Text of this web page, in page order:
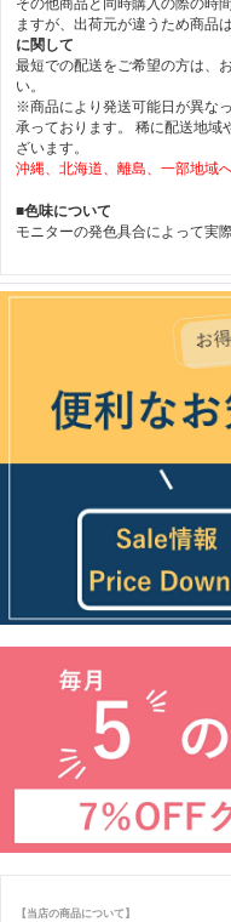
その他商品と同時購入の際の時
ますが、出荷元が違うため商品
に関して
最短での配送をご希望の方は、
い。
※商品により発送可能日が異な
承っております。 稀に配送地域
ざいます。
沖縄、北海道、離島、一部地域
■色味について
モニターの発色具合によって実
【当店の商品について】